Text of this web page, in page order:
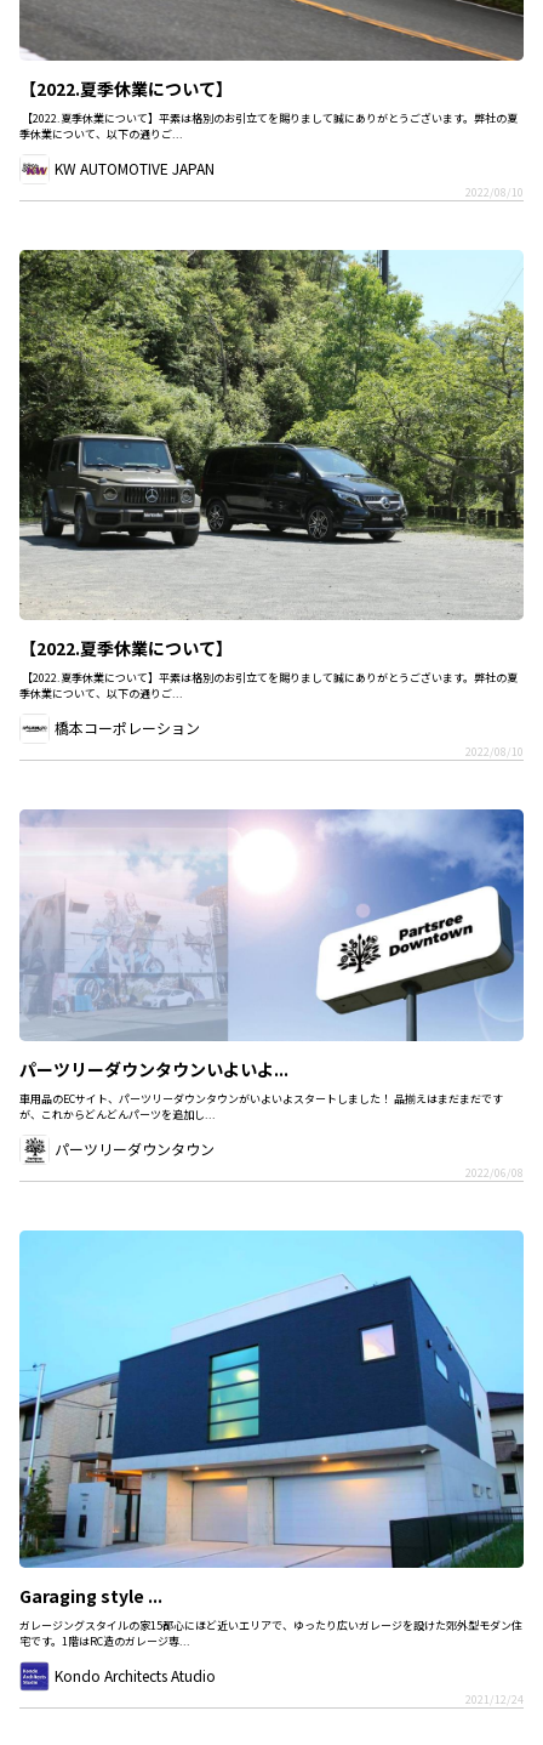
【2022.夏季休業について】
【2022.夏季休業について】平素は格別のお引立てを賜りまして誠にありがとうございます。弊社の夏
季休業について、以下の通りご...
KW AUTOMOTIVE JAPAN
2022/08/10
【2022.夏季休業について】
【2022.夏季休業について】平素は格別のお引立てを賜りまして誠にありがとうございます。弊社の夏
季休業について、以下の通りご...
橋本コーポレーション
2022/08/10
パーツリーダウンタウンいよいよ...
車用品のECサイト、パーツリーダウンタウンがいよいよスタートしました！ 品揃えはまだまだです
が、これからどんどんパーツを追加し...
パーツリーダウンタウン
2022/06/08
Garaging style ...
ガレージングスタイルの家15都心にほど近いエリアで、ゆったり広いガレージを設けた郊外型モダン住
宅です。1階はRC造のガレージ専...
Kondo Architects Atudio
2021/12/24